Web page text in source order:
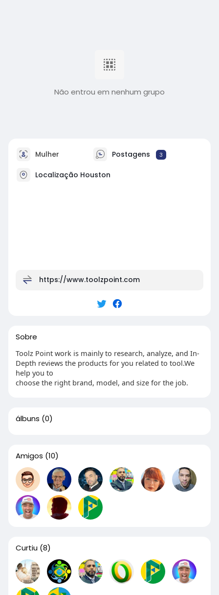
Não entrou em nenhum grupo
Mulher Postagens 3
Localização Houston
https://www.toolzpoint.com
Sobre
Toolz Point work is mainly to research, analyze, and In-
Depth reviews the products for you related to tool.We
help you to
choose the right brand, model, and size for the job.
álbuns (0)
Amigos (10)
Curtiu (8)